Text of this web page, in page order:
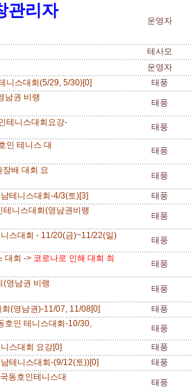
관리자
운영자
테사모
운영자
니스대회(5/29, 5/30)[0]
태풍
남권 비랭
태풍
테니스대회요강-
태풍
인 테니스 대
태풍
배 대회 요
태풍
테니스대회-4/3(토)[3]
태풍
니스대회(영남권비랭
태풍
스대회 - 11/20(금)~11/22(일)
태풍
대회 -> 코로나로 인해 대회 최
태풍
(영남권 비랭
태풍
(영남권)-11/07, 11/08[0]
태풍
호인 테니스대회-10/30,
태풍
스대회 요강[0]
태풍
테니스대회-(9/12(토))[0]
태풍
동호인테니스대
태풍